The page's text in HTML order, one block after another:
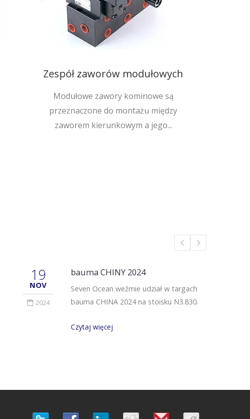
Zespół zaworów modułowych
Modułowe zawory kominowe są
przeznaczone do montażu między
zaworem kierunkowym a jego...
19
NOV
2024
bauma CHINY 2024
Seven Ocean weźmie udział w targach
bauma CHINA 2024 na stoisku N3.830.
Czytaj więcej